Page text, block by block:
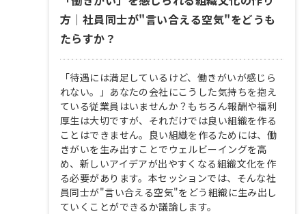
方｜社員同士が"言い合える空気"をどうも
たらすか？
「待遇には満足しているけど、働きがいが感じら
れない。」あなたの会社にこうした気持ちを抱え
ている従業員はいませんか？もちろん報酬や福利
厚生は大切ですが、それだけでは良い組織を作る
ことはできません。良い組織を作るためには、働
きがいを生み出すことでウェルビーイングを高
め、新しいアイデアが出やすくなる組織文化を作
る必要があります。本セッションでは、そんな社
員同士が"言い合える空気"をどう組織に生み出し
ていくことができるか議論します。